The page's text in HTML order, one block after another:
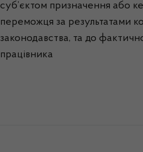
суб’єктом призначення або
переможця за результатами
законодавства, та до
працівника